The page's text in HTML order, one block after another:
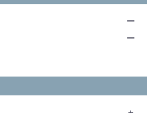
ー
ー